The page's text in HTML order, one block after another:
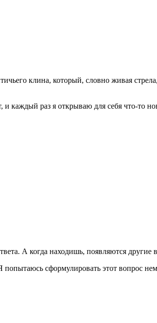
клина, который, словно живая
и каждый раз я открываю для себя что-то
А когда находишь, появляются
сформулировать этот вопрос